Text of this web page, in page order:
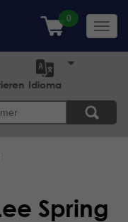
Idioma
Spring